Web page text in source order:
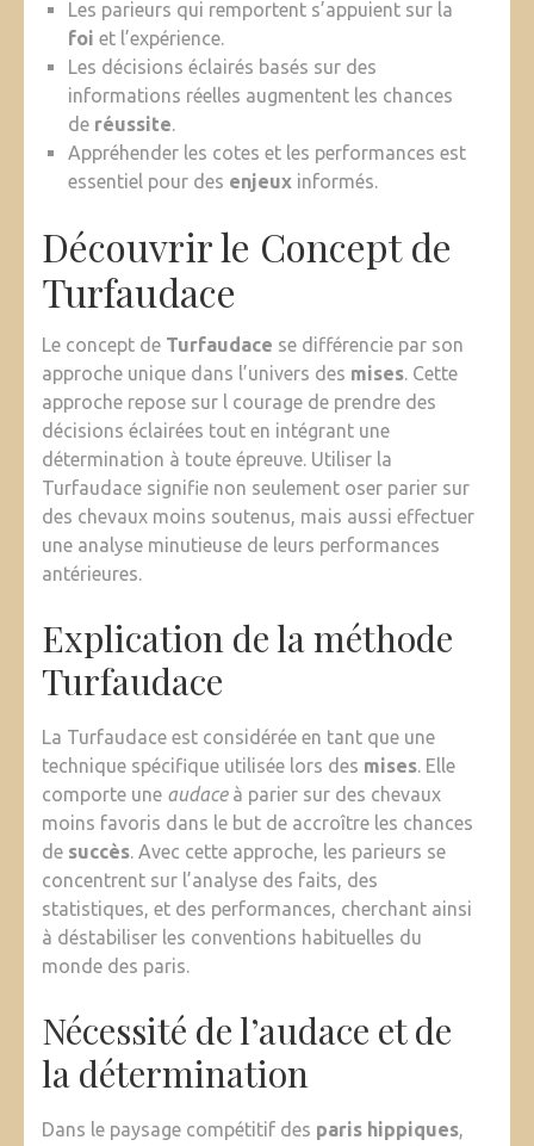
Les parieurs qui remportent s’appuient sur la
foi et l’expérience.
Les décisions éclairés basés sur des
informations réelles augmentent les chances
de réussite.
Appréhender les cotes et les performances est
essentiel pour des enjeux informés.
Découvrir le Concept de
Turfaudace
Le concept de Turfaudace se différencie par son
approche unique dans l’univers des mises. Cette
approche repose sur l courage de prendre des
décisions éclairées tout en intégrant une
détermination à toute épreuve. Utiliser la
Turfaudace signifie non seulement oser parier sur
des chevaux moins soutenus, mais aussi effectuer
une analyse minutieuse de leurs performances
antérieures.
Explication de la méthode
Turfaudace
La Turfaudace est considérée en tant que une
technique spécifique utilisée lors des mises. Elle
comporte une audaceà parier sur des chevaux
moins favoris dans le but de accroître les chances
de succès. Avec cette approche, les parieurs se
concentrent sur l’analyse des faits, des
statistiques, et des performances, cherchant ainsi
à déstabiliser les conventions habituelles du
monde des paris.
Nécessité de l’audace et de
la détermination
Dans le paysage compétitif des paris hippiques,